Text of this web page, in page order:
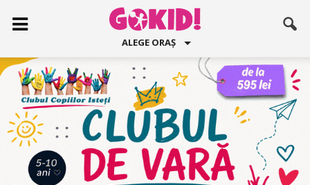
ALEGE ORAȘ